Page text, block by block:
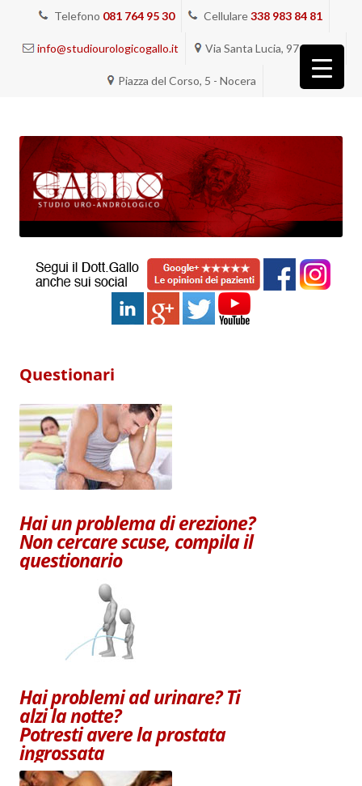
Telefono 081 764 95 30 Cellulare338 983 84 81
info@studiourologicogallo.it Via Santa Lucia, 97 - Napoli
Piazza del Corso, 5 - Nocera
Vai
al
contenuto
Questionari
Hai un problema di erezione?
Non cercare scuse, compila il
questionario
Hai problemi ad urinare? Ti
alzi la notte?
Potresti avere la prostata
ingrossata